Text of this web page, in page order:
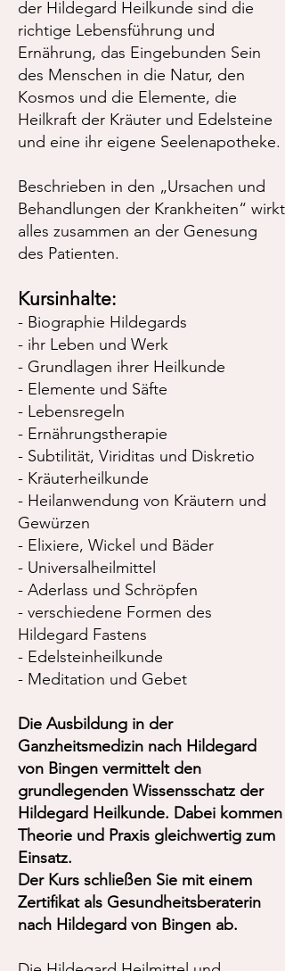
der Hildegard Heilkunde sind die
richtige Lebensführung und
Ernährung, das Eingebunden Sein
des Menschen in die Natur, den
Kosmos und die Elemente, die
Heilkraft der Kräuter und Edelsteine
und eine ihr eigene Seelenapotheke.
Beschrieben in den „Ursachen und
Behandlungen der Krankheiten“ wirkt
alles zusammen an der Genesung
des Patienten.
Kursinhalte:
- Biographie Hildegards
- ihr Leben und Werk
- Grundlagen ihrer Heilkunde
- Elemente und Säfte
- Lebensregeln
- Ernährungstherapie
- Subtilität, Viriditas und Diskretio
- Kräuterheilkunde
- Heilanwendung von Kräutern und
Gewürzen
- Elixiere, Wickel und Bäder
- Universalheilmittel
- Aderlass und Schröpfen
- verschiedene Formen des
Hildegard Fastens
- Edelsteinheilkunde
- Meditation und Gebet
Die Ausbildung in der
Ganzheitsmedizin nach Hildegard
von Bingen vermittelt den
grundlegenden Wissensschatz der
Hildegard Heilkunde. Dabei kommen
Theorie und Praxis gleichwertig zum
Einsatz.
Der Kurs schließen Sie mit einem
Zertifikat als Gesundheitsberaterin
nach Hildegard von Bingen ab.